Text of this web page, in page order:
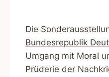
Die
Bundesrepublik
Umgang mit Moral
Prüderie der